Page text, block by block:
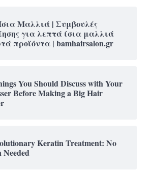
Μαλλιά | Συμβουλές
για λεπτά ίσια μαλλιά
προϊόντα | bamhairsalon.gr
You Should Discuss with Your
Before Making a Big Hair
Keratin Treatment: No